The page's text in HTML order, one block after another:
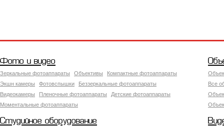
Фото и видео
Зеркальные фотоаппараты Объективы
Компактные фотоаппараты
Экшн камеры
Фотовспышки
Беззеркальные фотоаппараты
Видеокамеры
Пленочные фотоаппараты
Детские фотоаппараты
Моментальные фотоаппараты
Все
Студийное оборудование